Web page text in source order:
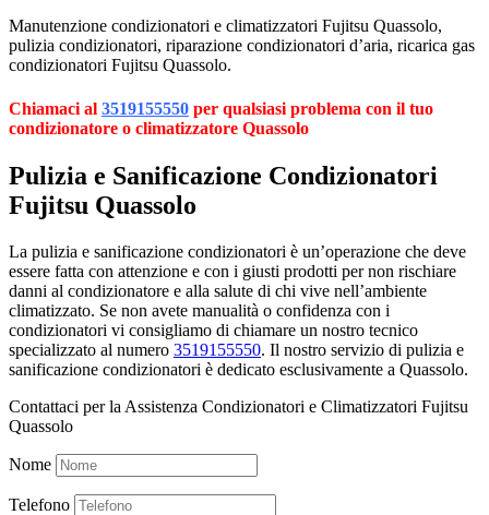
Manutenzione condizionatori e climatizzatori Fujitsu Quassolo,
pulizia condizionatori, riparazione condizionatori d’aria, ricarica gas
condizionatori Fujitsu Quassolo.
Chiamaci al 3519155550 per qualsiasi problema con il tuo
condizionatore o climatizzatore Quassolo
Pulizia e Sanificazione Condizionatori
Fujitsu Quassolo
La pulizia e sanificazione condizionatori è un’operazione che deve
essere fatta con attenzione e con i giusti prodotti per non rischiare
danni al condizionatore e alla salute di chi vive nell’ambiente
climatizzato. Se non avete manualità o confidenza con i
condizionatori vi consigliamo di chiamare un nostro tecnico
specializzato al numero 3519155550. Il nostro servizio di pulizia e
sanificazione condizionatori è dedicato esclusivamente a Quassolo.
Contattaci per la Assistenza Condizionatori e Climatizzatori Fujitsu
Quassolo
Nome
Telefono